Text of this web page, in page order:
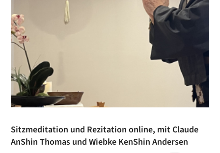
Sitzmeditation und Rezitation online, mit Claude
AnShin Thomas und Wiebke KenShin Andersen